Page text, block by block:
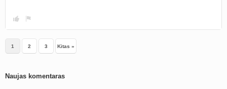
1 2 3 Kitas »
Naujas komentaras